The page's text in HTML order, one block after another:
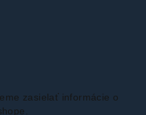
zasielať informácie o